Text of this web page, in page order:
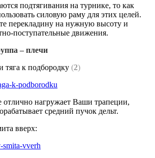
подтягивания на турнике, то как
силовую раму для этих целей.
перекладину на нужную высоту и
поступательные движения.
– плечи
тяга к подбородку (2)
нагружает Ваши трапеции,
средний пучок дельт.
вверх: